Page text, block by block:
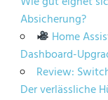
Absicherung?
Home
Dashboard-
Review:
Der verlässliche